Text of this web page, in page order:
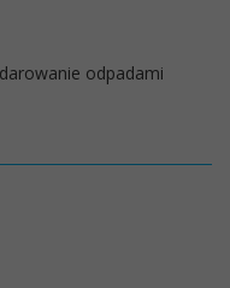
odpadami